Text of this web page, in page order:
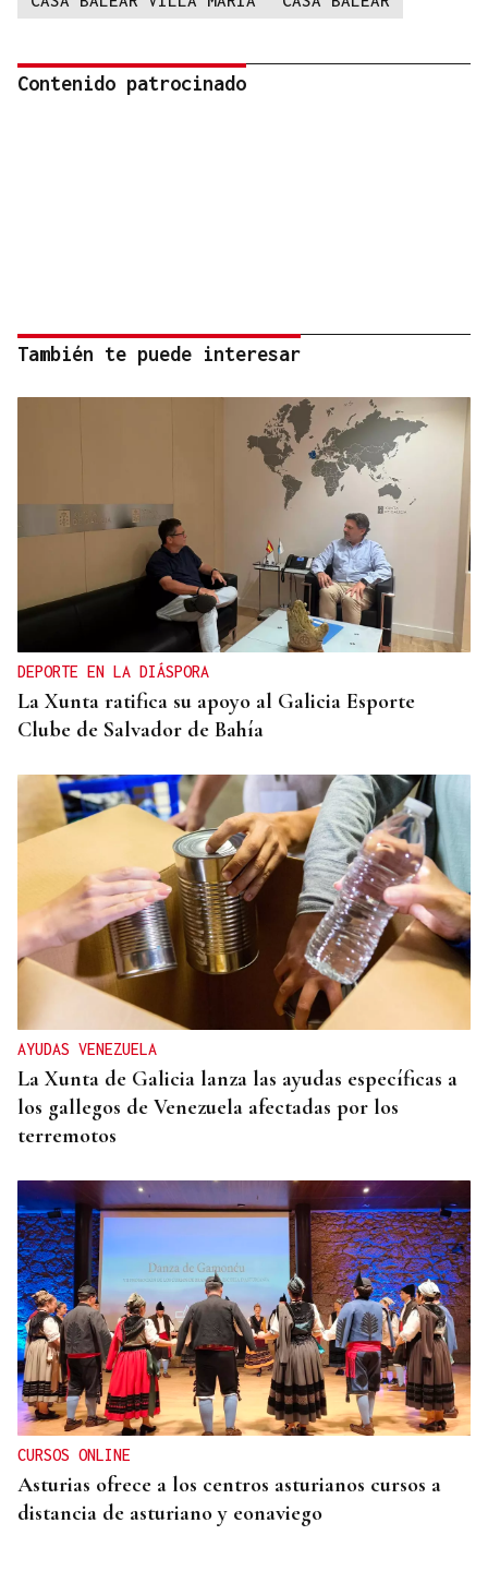
Contenido patrocinado
También te puede interesar
DEPORTE EN LA DIÁSPORA
La Xunta ratifica su apoyo al Galicia Esporte
Clube de Salvador de Bahía
AYUDAS VENEZUELA
La Xunta de Galicia lanza las ayudas específicas a
los gallegos de Venezuela afectadas por los
terremotos
CURSOS ONLINE
Asturias ofrece a los centros asturianos cursos a
distancia de asturiano y eonaviego